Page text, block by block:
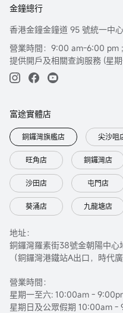
金鐘總行
香港金鐘金鐘道 95 號統一中
營業時間：9:00 am-6:00 pm
提供開戶及相關查詢服務 (星
富途實體店
銅鑼灣旗艦店 尖沙咀
旺角店 銅鑼灣店
沙田店 屯門店
葵涌店 九龍塘店
地址：
銅鑼灣羅素街38號金朝陽中心
（銅鑼灣港鐵站A出口，時代廣
營業時間：
星期一至六: 10:00am -
星期日及公眾假期 10:00am -